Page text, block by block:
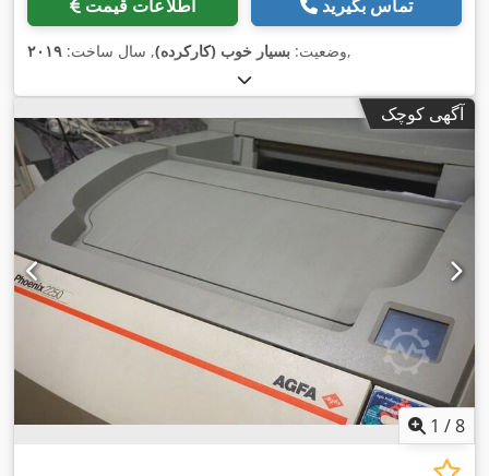
اطلاعات قیمت تماس بگیرید
وضعیت: بسیار خوب (کارکرده), سال ساخت: ۲۰۱۹ ,
آگهی کوچک
1 /8